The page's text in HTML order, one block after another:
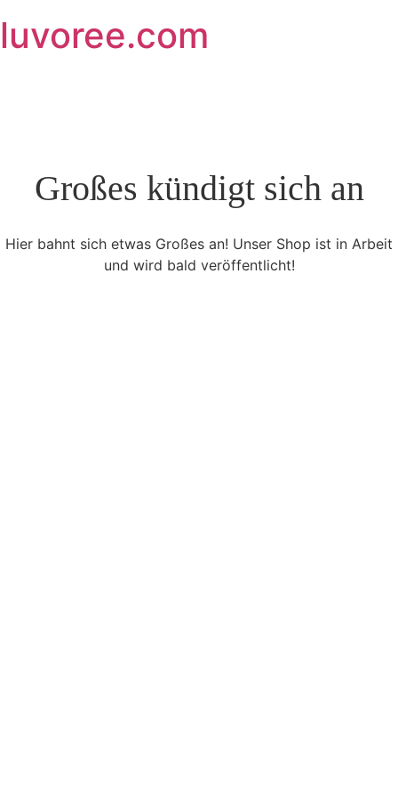
to
content
luvoree.com
Großes kündigt sich an
Hier bahnt sich etwas Großes an! Unser Shop ist in Arbeit
und wird bald veröffentlicht!